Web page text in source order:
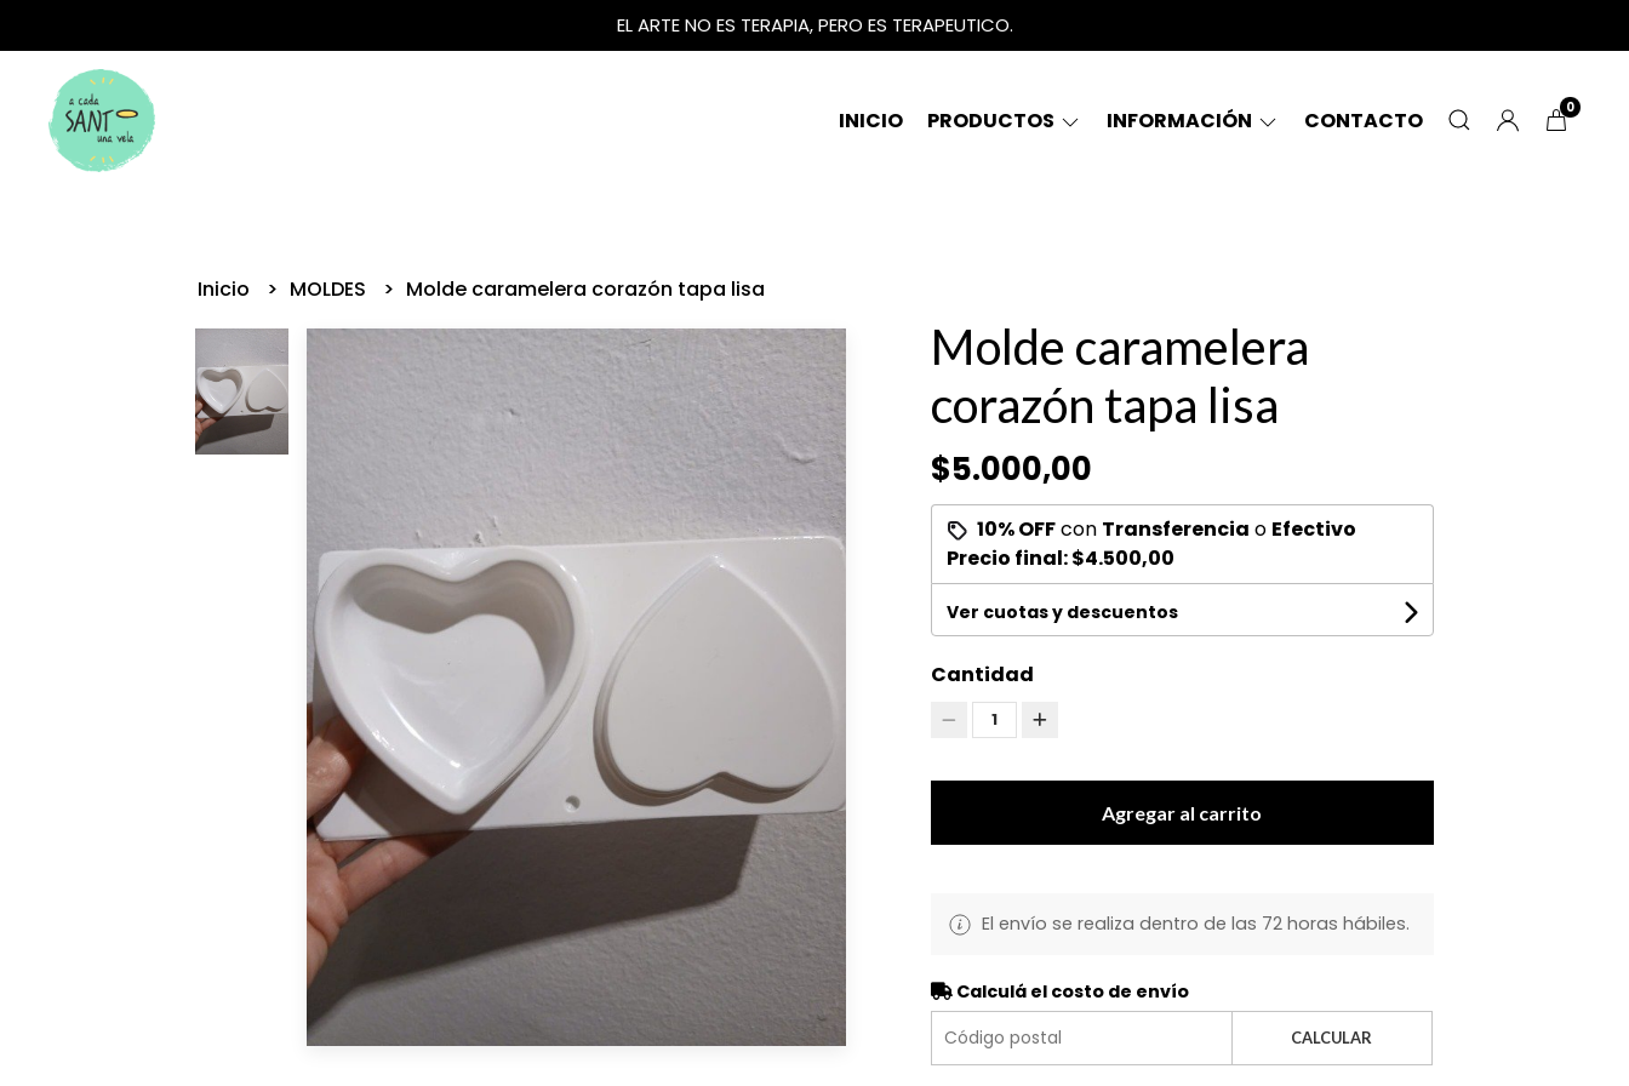
EL ARTE NO ES TERAPIA, PERO ES TERAPEUTICO.
INICIO PRODUCTOS INFORMACIÓN CONTACTO 0
Inicio MOLDES Molde caramelera corazón tapa lisa
Molde caramelera
corazón tapa lisa
$5.000,00
10% OFFcon Transferencia o Efectivo
Precio final:$4.500,00
Ver cuotas y descuentos
Cantidad
1
Agregar al carrito
El envío se realiza dentro de las 72 horas hábiles.
Calculá el costo de envío
CALCULAR